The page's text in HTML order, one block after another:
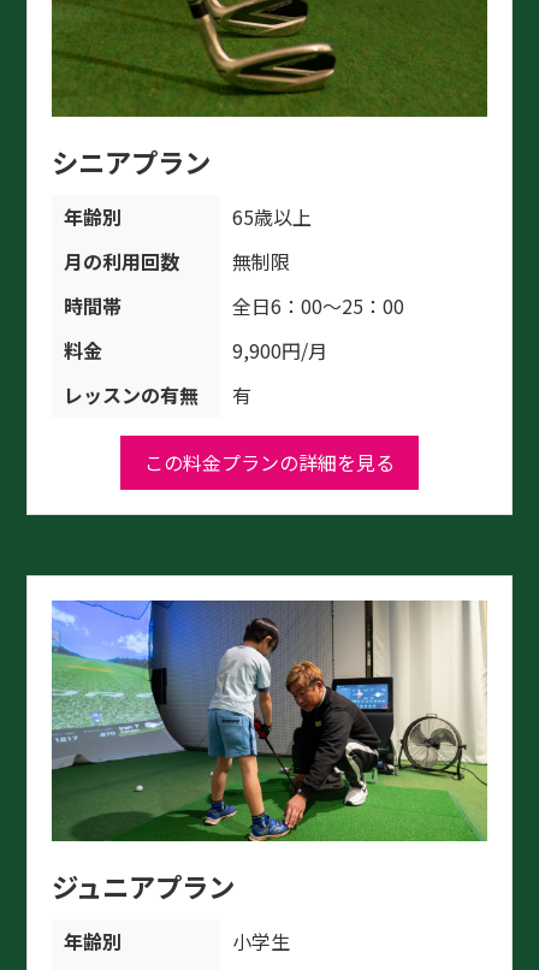
シニアプラン
年齢別
65歳以上
月の利用回数
無制限
時間帯
全日6：00～25：00
料金
9,900円/月
レッスンの有無
有
この料金プランの詳細を見る
ジュニアプラン
年齢別
小学生